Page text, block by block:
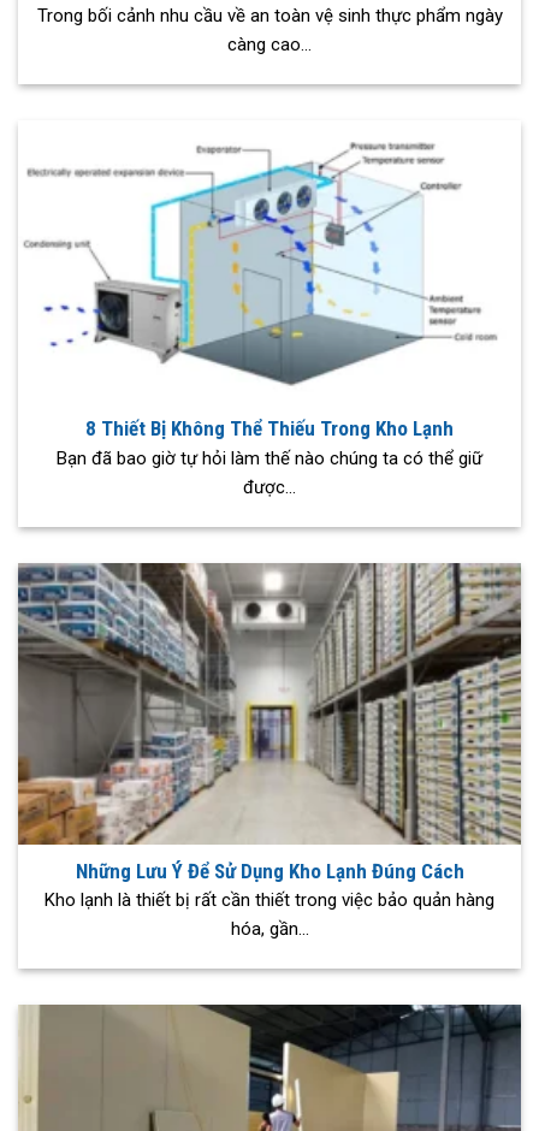
Trong bối cảnh nhu cầu về an toàn vệ sinh thực phẩm ngày
càng cao...
8 Thiết Bị Không Thể Thiếu Trong Kho Lạnh
Bạn đã bao giờ tự hỏi làm thế nào chúng ta có thể giữ
được...
Những Lưu Ý Để Sử Dụng Kho Lạnh Đúng Cách
Kho lạnh là thiết bị rất cần thiết trong việc bảo quản hàng
hóa, gần...